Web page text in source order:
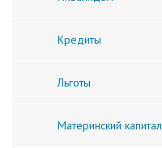
Кредиты
Льготы
Материнский капитал